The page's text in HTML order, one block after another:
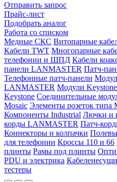
Отправить запрос
Прайс-лист
Подобрать аналог
Работа со списком
Медные СКС Витопарные
Кабели TWT Многопарные
телефонии и ШПД Кабели
панели LANMASTER Патч-
Телефонные патч-панели
LANMASTER Модули
Keystone Соединительные
Mosaic Элементы розеток типа
Компоненты Industrial Лючки и
корды LANMASTER Патч-
Коннекторы и колпачки
для телефонии Кроссы 110 и 66
плинты Рамы под плинты
PDU и электрика
тестеры